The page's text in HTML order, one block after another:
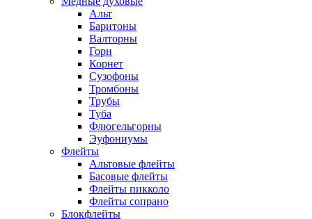
Альт
Баритоны
Валторны
Горн
Корнет
Сузофоны
Тромбоны
Трубы
Туба
Флюгельгорны
Эуфониумы
Флейты
Альтовые флейты
Басовые флейты
Флейты пикколо
Флейты сопрано
Блокфлейты